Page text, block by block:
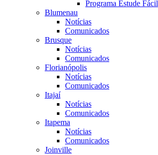
Programa Estude Fácil
Blumenau
Notícias
Comunicados
Brusque
Notícias
Comunicados
Florianópolis
Notícias
Comunicados
Itajaí
Notícias
Comunicados
Itapema
Notícias
Comunicados
Joinville